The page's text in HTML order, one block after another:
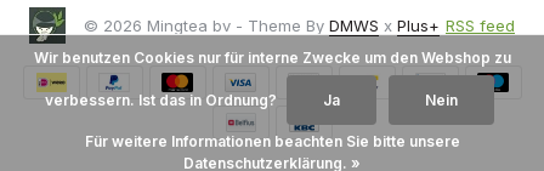
© 2026 Mingtea bv - Theme By DMWS x Plus+ RSS feed
Wir benutzen Cookies nur für interne Zwecke um den Webshop zu
verbessern. Ist das in Ordnung? Ja Nein
Für weitere Informationen beachten Sie bitte unsere
Datenschutzerklärung. »